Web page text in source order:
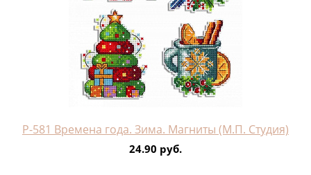
Р-581 Времена года. Зима. Магниты (М.П. Студия)
24.90 руб.